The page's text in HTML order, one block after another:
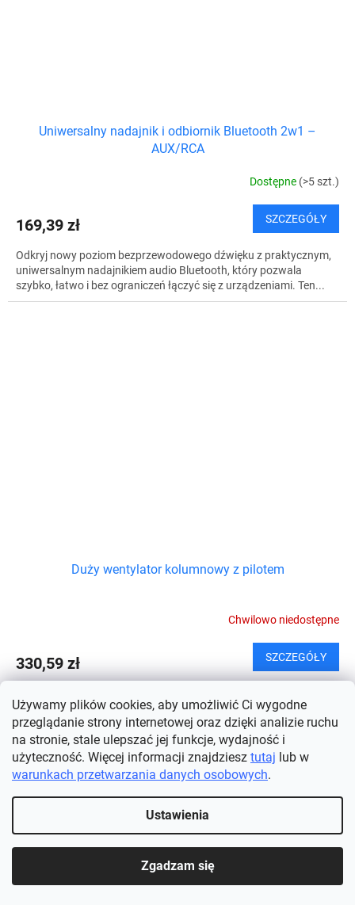
Używamy plików cookies, aby umożliwić Ci wygodne
przeglądanie strony internetowej oraz dzięki analizie ruchu
na stronie, stale ulepszać jej funkcje, wydajność i
użyteczność. Więcej informacji znajdziesz tutaj lub w
warunkach przetwarzania danych osobowych.
Ustawienia
Zgadzam się
Uniwersalny nadajnik i odbiornik Bluetooth 2w1 –
AUX/RCA
Dostępne (>5 szt.)
169,39 zł SZCZEGÓŁY
Odkryj nowy poziom bezprzewodowego dźwięku z praktycznym,
uniwersalnym nadajnikiem audio Bluetooth, który pozwala
szybko, łatwo i bez ograniczeń łączyć się z urządzeniami. Ten...
Duży wentylator kolumnowy z pilotem
Chwilowo niedostępne
330,59 zł SZCZEGÓŁY
Ten wentylator kolumnowy zapewni Ci nie tylko orzeźwienie, ale i
komfort, którego każdy z nas potrzebuje w...